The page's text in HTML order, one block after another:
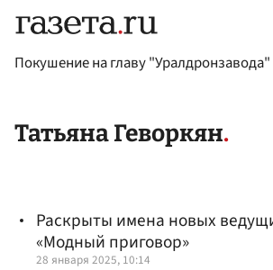
Покушение на главу "Уралдронзавода"
Татьяна Геворкян
Раскрыты имена новых
«Модный приговор»
28 января 2025, 10:14